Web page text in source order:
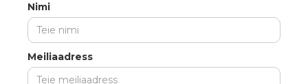
Nimi
Meiliaadress